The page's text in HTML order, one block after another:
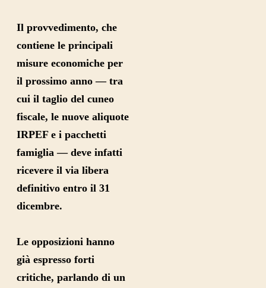
Il provvedimento, che
contiene le principali
misure economiche per
il prossimo anno — tra
cui il taglio del cuneo
fiscale, le nuove aliquote
IRPEF e i pacchetti
famiglia — deve infatti
ricevere il via libera
definitivo entro il 31
dicembre.
Le opposizioni hanno
già espresso forti
critiche, parlando di un